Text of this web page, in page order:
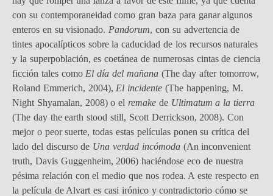
con su contemporaneidad como gran baza para ganar algunos
enteros en su visionado. Pandorum, con su advertencia de
tintes apocalípticos sobre la caducidad de los recursos naturales
y la superpoblación, es coetánea de numerosas cintas de ciencia
ficción tales como El día del mañana(The day after tomorrow,
Roland Emmerich, 2004), El incidente (The happening, M.
Night Shyamalan, 2008) o el remake de Ultimatum a la tierra
(The day the earth stood still, Scott Derrickson, 2008). Con
mejor o peor suerte, todas estas películas ponen su crítica del
lado del discurso de Una verdad incómoda(An inconvenient
truth, Davis Guggenheim, 2006) haciéndose eco de nuestra
pésima relación con el medio que nos rodea. A este respecto en
la película de Alvart es casi irónico y contradictorio cómo se